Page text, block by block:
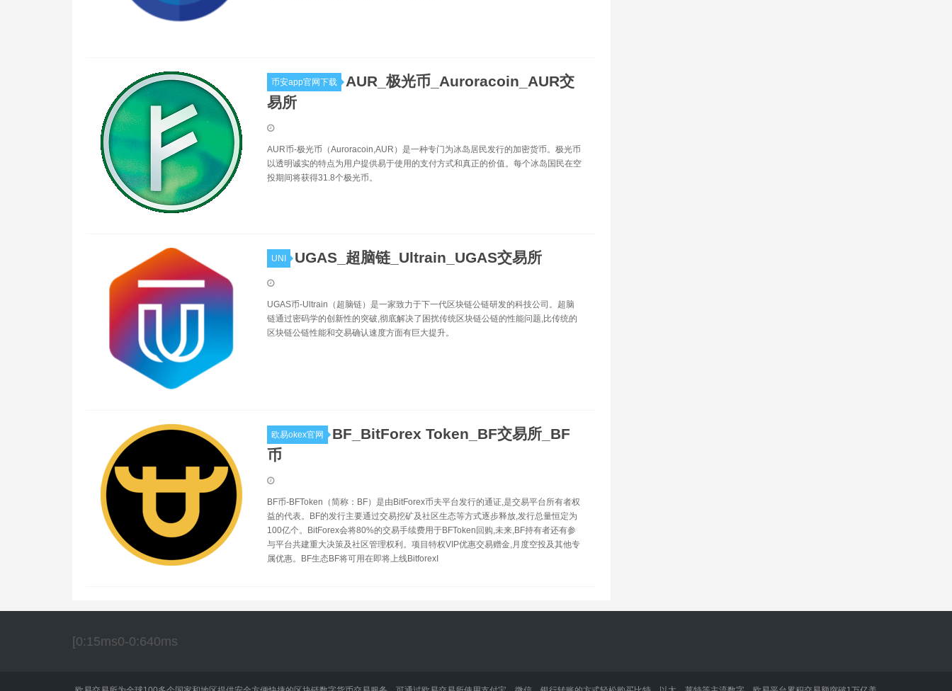
币安app官网下载
AUR_极光币_Auroracoin_AUR交
易所
AUR币-极光币（Auroracoin,AUR）是一种专门为冰岛居民发行的加密货币。极光币
以透明诚实的特点为用户提供易于使用的支付方式和真正的价值。每个冰岛国民在空
投期间将获得31.8个极光币。
UNI UGAS_超脑链_Ultrain_UGAS交易所
UGAS币-Ultrain（超脑链）是一家致力于下一代区块链公链研发的科技公司。超脑
链通过密码学的创新性的突破,彻底解决了困扰传统区块链公链的性能问题,比传统的
区块链公链性能和交易确认速度方面有巨大提升。
欧易okex官网
BF_BitForex Token_BF交易所_BF
币
BF币-BFToken（简称：BF）是由BitForex币夫平台发行的通证,是交易平台所有者权
益的代表。BF的发行主要通过交易挖矿及社区生态等方式逐步释放,发行总量恒定为
100亿个。BitForex会将80%的交易手续费用于BFToken回购,未来,BF持有者还有参
与平台共建重大决策及社区管理权利。项目特权VIP优惠交易赠金,月度空投及其他专
属优惠。BF生态BF将可用在即将上线BitforexI
[0:15ms0-0:640ms